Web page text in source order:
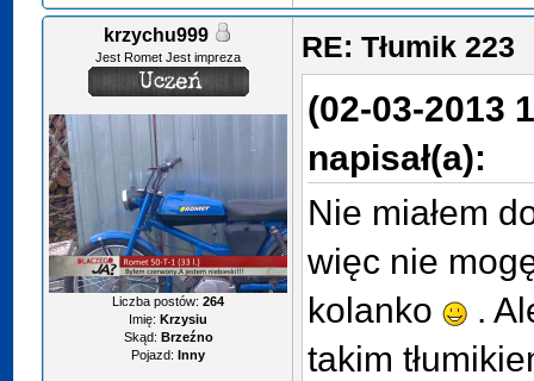
krzychu999
Jest Romet Jest impreza
Liczba postów:264
Imię: Krzysiu
Skąd: Brzeźno
Pojazd: Inny
RE: Tłumik 223
(02-03-2013
napisał(a):
Nie miałem
więc nie
kolanko
.
takim